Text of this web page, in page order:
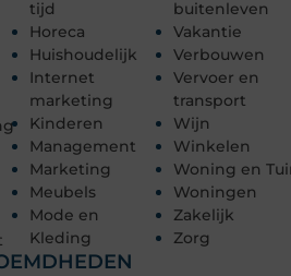
tijd
Horeca
Huishoudelijk
Internet
marketing
Kinderen
Management
Marketing
Meubels
Mode en
Kleding
buitenleven
Vakantie
Verbouwen
Vervoer en
transport
Wijn
Winkelen
Woning en
Woningen
Zakelijk
Zorg